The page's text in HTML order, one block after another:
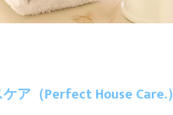
ア（Perfect House Care.）